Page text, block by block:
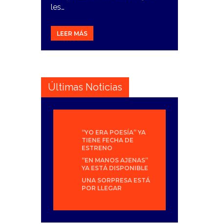
les…
LEER MÁS
Últimas Noticias
“YO ERA POESÍA” YA
TIENE FECHA DE
ESTRENO
“EN MANOS AJENAS”
YA ESTÁ DISPONIBLE
UNA SORPRESA ESTÁ
POR LLEGAR